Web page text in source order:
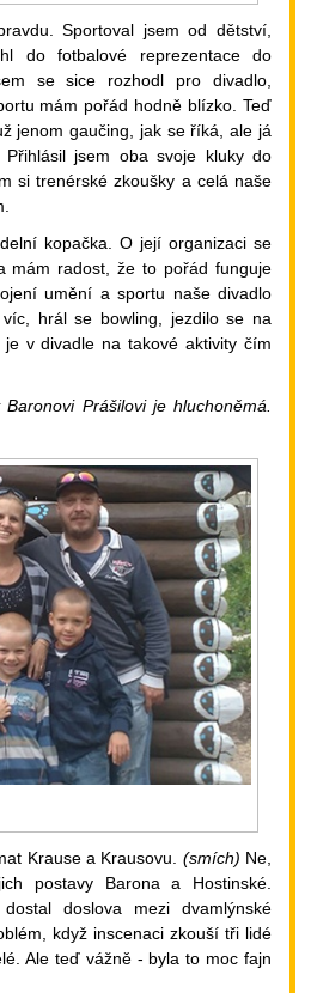
Sportoval jsem od dětství,
do fotbalové reprezentace do
se sice rozhodl pro divadlo,
mám pořád hodně blízko. Teď
jenom gaučing, jak se říká, ale já
jsem oba svoje kluky do
si trenérské zkoušky a celá naše
kopačka. O její organizaci se
mám radost, že to pořád funguje
umění a sportu naše divadlo
hrál se bowling, jezdilo se na
v divadle na takové aktivity čím
Prášilovi je hluchoněmá.
Krause a Krausovu. (smích) Ne,
postavy Barona a Hostinské.
doslova mezi dvamlýnské
když inscenaci zkouší tři lidé
Ale teď vážně - byla to moc fajn